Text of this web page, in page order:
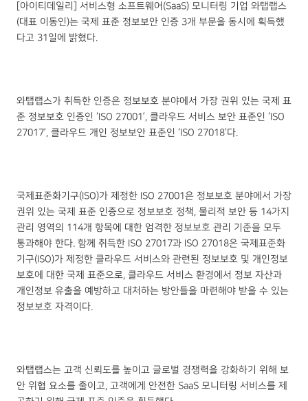
[아이티데일리] 서비스형 소프트웨어(SaaS) 모니터링 기업 와탭랩스
(대표 이동인)는 국제 표준 정보보안 인증 3개 부문을 동시에 획득했
다고 31일에 밝혔다.
와탭랩스가 취득한 인증은 정보보호 분야에서 가장 권위 있는 국제 표
준 정보보호 인증인 ‘ISO 27001’, 클라우드 서비스 보안 표준인 ‘ISO
27017’, 클라우드 개인 정보보안 표준인 ‘ISO 27018’다.
국제표준화기구(ISO)가 제정한 ISO 27001은 정보보호 분야에서 가장
권위 있는 국제 표준 인증으로 정보보호 정책, 물리적 보안 등 14가지
관리 영역의 114개 항목에 대한 엄격한 정보보호 관리 기준을 모두
통과해야 한다. 함께 취득한 ISO 27017과 ISO 27018은 국제표준화
기구(ISO)가 제정한 클라우드 서비스와 관련된 정보보호 및 개인정보
보호에 대한 국제 표준으로, 클라우드 서비스 환경에서 정보 자산과
개인정보 유출을 예방하고 대처하는 방안들을 마련해야 받을 수 있는
정보보호 자격이다.
와탭랩스는 고객 신뢰도를 높이고 글로벌 경쟁력을 강화하기 위해 보
안 위협 요소를 줄이고, 고객에게 안전한 SaaS 모니터링 서비스를 제